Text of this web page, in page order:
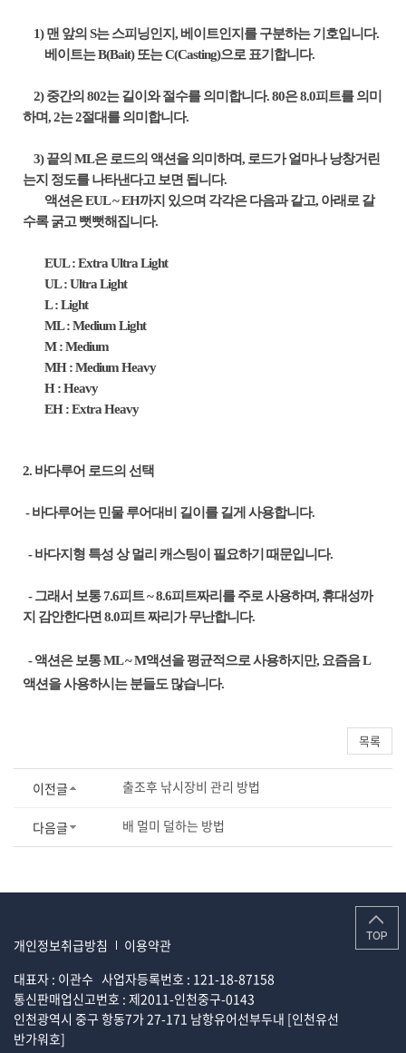
1) 맨 앞의 S는 스피닝인지, 베이트인지를 구분하는 기호입니다.
베이트는 B(Bait) 또는 C(Casting)으로 표기합니다.
2) 중간의 802는 길이와 절수를 의미합니다. 80은 8.0피트를 의미
하며, 2는 2절대를 의미합니다.
3) 끝의 ML은 로드의 액션을 의미하며, 로드가 얼마나 낭창거린
는지 정도를 나타낸다고 보면 됩니다.
액션은 EUL ~ EH까지 있으며 각각은 다음과 같고, 아래로 갈
수록 굵고 뻣뻣해집니다.
EUL : Extra Ultra Light
UL : Ultra Light
L : Light
ML : Medium Light
M : Medium
MH : Medium Heavy
H : Heavy
EH : Extra Heavy
2. 바다루어 로드의 선택
- 바다루어는 민물 루어대비 길이를 길게 사용합니다.
- 바다지형 특성 상 멀리 캐스팅이 필요하기 때문입니다.
- 그래서 보통 7.6피트 ~ 8.6피트짜리를 주로 사용하며, 휴대성까
지 감안한다면 8.0피트 짜리가 무난합니다.
- 액션은 보통 ML ~ M액션을 평균적으로 사용하지만, 요즘음 L
액션을 사용하시는 분들도 많습니다.
목록
이전글 출조후 낚시장비 관리 방법
다음글 배 멀미 덜하는 방법
개인정보취급방침
이용약관
대표자 : 이관수 사업자등록번호 : 121-18-87158
통신판매업신고번호 : 제2011-인천중구-0143
인천광역시 중구 항동7가 27-171 남항유어선부두내 [인천유선
반가워호]